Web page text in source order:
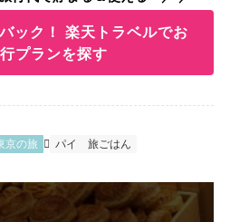
ック！ 楽天トラベルでお
プランを探す
京の旅 パイ 旅ごはん